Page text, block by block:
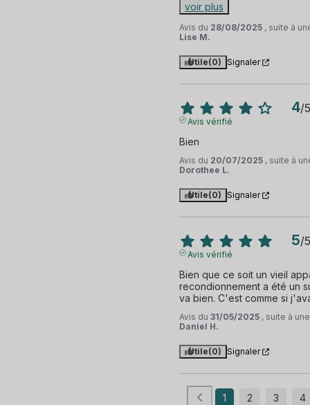
voir plus
Avis du 28/08/2025 , suite à
Lise M.
Utile(0) Signaler
4/5
Avis vérifié
Bien
Avis du 20/07/2025 , suite à
Dorothee L.
Utile(0) Signaler
5/5
Avis vérifié
Bien que ce soit un vieil
recondionnement a été un
va bien. C'est comme si
Avis du 31/05/2025 , suite à
Daniel H.
Utile(0) Signaler
1 2 3 4